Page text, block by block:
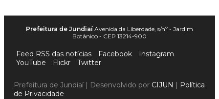
Prefeitura de Jundiaí Avenida da Liberdade, s/nº - Jardim
Botânico - CEP 13214-900
Feed RSS das notícias Facebook
Instagram
YouTube
Flickr Twitter
Prefeitura de Jundiaí | Desenvolvido por CIJUN
Política
de Privacidade